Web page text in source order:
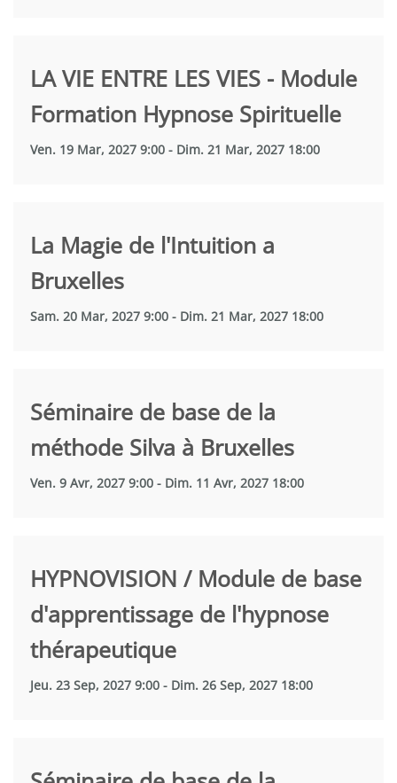
LA VIE ENTRE LES VIES - Module
Formation Hypnose Spirituelle
Ven. 19 Mar, 2027 9:00 - Dim. 21 Mar, 2027 18:00
La Magie de l'Intuition a
Bruxelles
Sam. 20 Mar, 2027 9:00 - Dim. 21 Mar, 2027 18:00
Séminaire de base de la
méthode Silva à Bruxelles
Ven. 9 Avr, 2027 9:00 - Dim. 11 Avr, 2027 18:00
HYPNOVISION / Module de base
d'apprentissage de l'hypnose
thérapeutique
Jeu. 23 Sep, 2027 9:00 - Dim. 26 Sep, 2027 18:00